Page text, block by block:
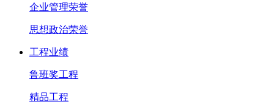
企业管理荣誉
思想政治荣誉
工程业绩
鲁班奖工程
精品工程